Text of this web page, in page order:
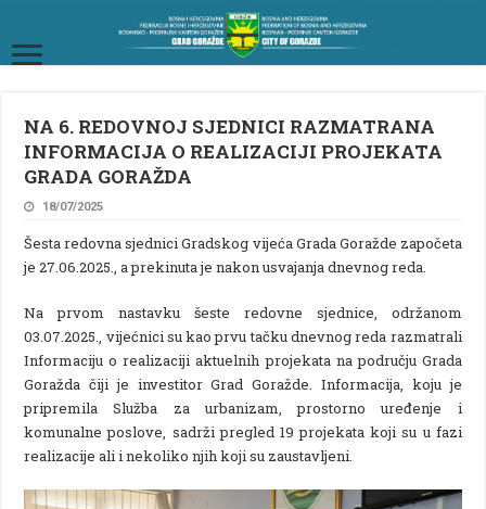
NA 6. REDOVNOJ SJEDNICI RAZMATRANA
INFORMACIJA O REALIZACIJI PROJEKATA
GRADA GORAŽDA
18/07/2025
Šesta redovna sjednici Gradskog vijeća Grada Goražde započeta
je 27.06.2025., a prekinuta je nakon usvajanja dnevnog reda.
Na prvom nastavku šeste redovne sjednice, održanom
03.07.2025., vijećnici su kao prvu tačku dnevnog reda razmatrali
Informaciju o realizaciji aktuelnih projekata na području Grada
Goražda čiji je investitor Grad Goražde. Informacija, koju je
pripremila Služba za urbanizam, prostorno uređenje i
komunalne poslove, sadrži pregled 19 projekata koji su u fazi
realizacije ali i nekoliko njih koji su zaustavljeni.